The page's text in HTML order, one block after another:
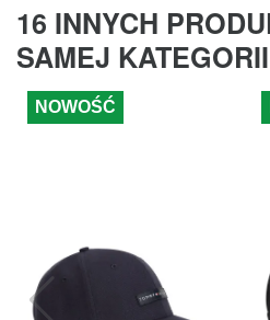
16 INNYCH
SAMEJ
NOWOŚĆ